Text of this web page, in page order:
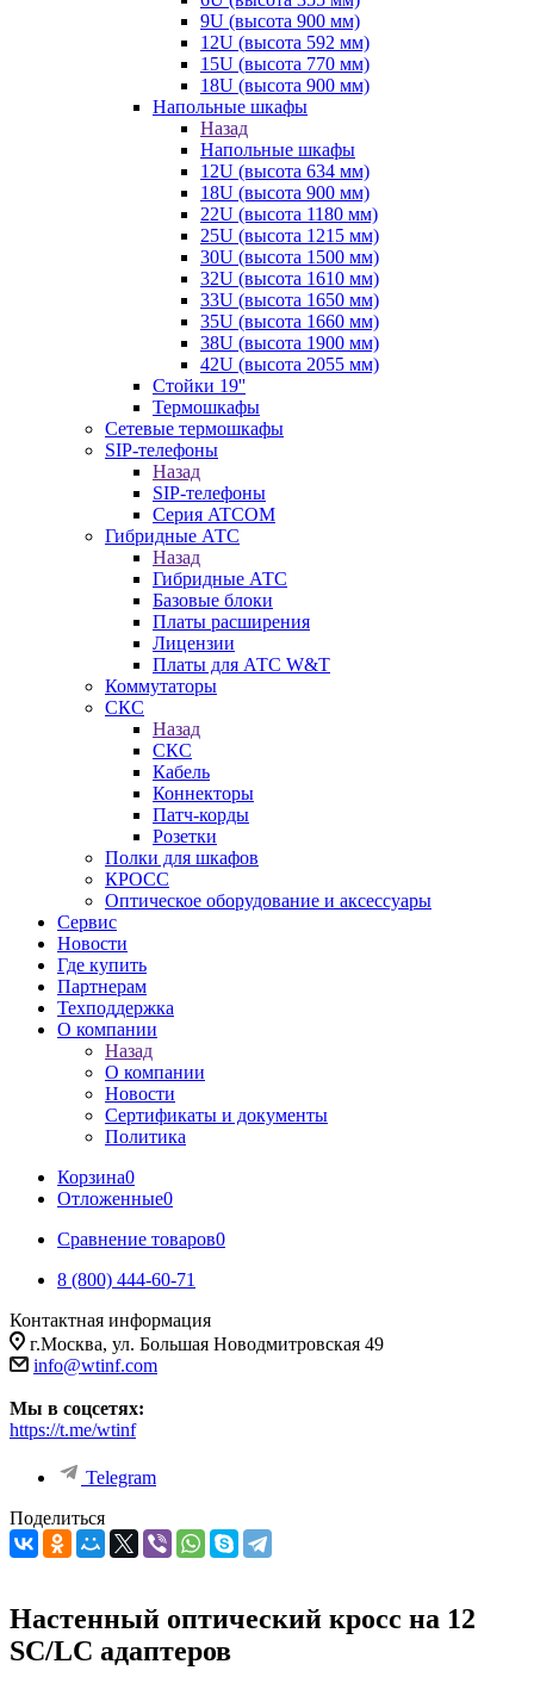
9U (высота 900 мм)
12U (высота 592 мм)
15U (высота 770 мм)
18U (высота 900 мм)
Напольные шкафы
Назад
Напольные шкафы
12U (высота 634 мм)
18U (высота 900 мм)
22U (высота 1180 мм)
25U (высота 1215 мм)
30U (высота 1500 мм)
32U (высота 1610 мм)
33U (высота 1650 мм)
35U (высота 1660 мм)
38U (высота 1900 мм)
42U (высота 2055 мм)
Стойки 19''
Термошкафы
Сетевые термошкафы
SIP-телефоны
Назад
SIP-телефоны
Серия ATCOM
Гибридные АТС
Назад
Гибридные АТС
Базовые блоки
Платы расширения
Лицензии
Платы для АТС W&T
Коммутаторы
СКС
Назад
СКС
Кабель
Коннекторы
Патч-корды
Розетки
Полки для шкафов
КРОСС
Оптическое оборудование и аксессуары
Сервис
Новости
Где купить
Партнерам
Техподдержка
О компании
Назад
О компании
Новости
Сертификаты и документы
Политика
Корзина0
Отложенные0
Сравнение товаров0
8 (800) 444-60-71
Контактная информация
г.Москва, ул. Большая Новодмитровская 49
info@wtinf.com
Мы в соцсетях:
https://t.me/wtinf
Telegram
Поделиться
Настенный оптический кросс на 12
SC/LC адаптеров